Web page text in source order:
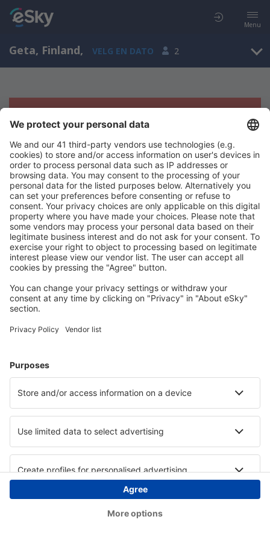
Menu
Geta, Finland, VELG EN DATO 2
Beklager, søket ga ingen resultater
Prøv å søk etter andre kriterier
Copyright © eSkyTravel.no. Alle rettigheter forbeholdt.